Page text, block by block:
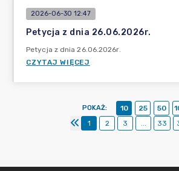
2026-06-30 12:47
Petycja z dnia 26.06.2026r.
Petycja z dnia 26.06.2026r.
CZYTAJ WIĘCEJ
POKAŻ: 10 25 50
1
2 3 ... 33